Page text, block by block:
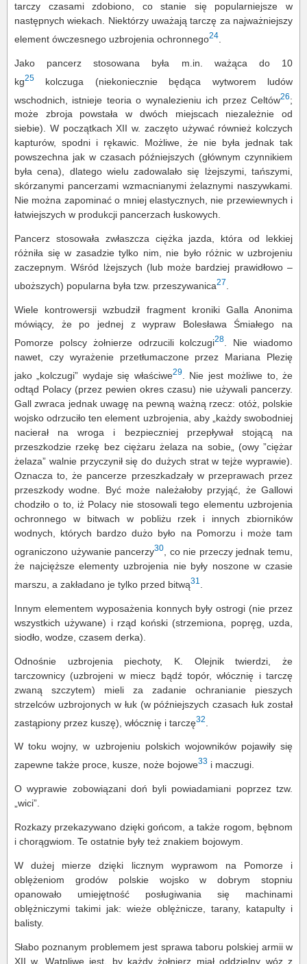
tarczy czasami zdobiono, co stanie się popularniejsze w
następnych wiekach. Niektórzy uważają tarczę za najważniejszy
element ówczesnego uzbrojenia ochronnego24
Jako pancerz stosowana była m.in. ważąca do 10
kg25
kolczuga (niekoniecznie będąca wytworem ludów
wschodnich, istnieje teoria o wynalezieniu ich przez Celtów26;
może zbroja powstała w dwóch miejscach niezależnie od
siebie). W początkach XII w. zaczęto używać również kolczych
kapturów, spodni i rękawic. Możliwe, że nie była jednak tak
powszechna jak w czasach późniejszych (głównym czynnikiem
była cena), dlatego wielu zadowalało się lżejszymi, tańszymi,
skórzanymi pancerzami wzmacnianymi żelaznymi naszywkami.
Nie można zapominać o mniej elastycznych, nie przewiewnych i
łatwiejszych w produkcji pancerzach łuskowych.
Pancerz stosowała zwłaszcza ciężka jazda, która od lekkiej
różniła się w zasadzie tylko nim, nie było różnic w uzbrojeniu
zaczepnym. Wśród lżejszych (lub może bardziej prawidłowo –
uboższych) popularna była tzw. przeszywanica27
Wiele kontrowersji wzbudził fragment kroniki Galla Anonima
mówiący, że po jednej z wypraw Bolesława Śmiałego na
Pomorze polscy żołnierze odrzucili kolczugi28
. Nie wiadomo
nawet, czy wyrażenie przetłumaczone przez Mariana Plezię
jako „kolczugi” wydaje się właściwe29. Nie jest możliwe to, że
odtąd Polacy (przez pewien okres czasu) nie używali pancerzy.
Gall zwraca jednak uwagę na pewną ważną rzecz: otóż, polskie
wojsko odrzuciło ten element uzbrojenia, aby „każdy swobodniej
nacierał na wroga i bezpieczniej przepływał stojącą na
przeszkodzie rzekę bez ciężaru żelaza na sobie„ (owy ”ciężar
żelaza” walnie przyczynił się do dużych strat w tejże wyprawie).
Oznacza to, że pancerze przeszkadzały w przeprawach przez
przeszkody wodne. Być może należałoby przyjąć, że Gallowi
chodziło o to, iż Polacy nie stosowali tego elementu uzbrojenia
ochronnego w bitwach w pobliżu rzek i innych zbiorników
wodnych, których bardzo dużo było na Pomorzu i może tam
ograniczono używanie pancerzy30
, co nie przeczy jednak temu,
że najcięższe elementy uzbrojenia nie były noszone w czasie
marszu, a zakładano je tylko przed bitwą31
Innym elementem wyposażenia konnych były ostrogi (nie przez
wszystkich używane) i rząd koński (strzemiona, popręg, uzda,
siodło, wodze, czasem derka).
Odnośnie uzbrojenia piechoty, K. Olejnik twierdzi, że
tarczownicy (uzbrojeni w miecz bądź topór, włócznię i tarczę
zwaną szczytem) mieli za zadanie ochranianie pieszych
strzelców uzbrojonych w łuk (w późniejszych czasach łuk został
zastąpiony przez kuszę), włócznię i tarczę32
W toku wojny, w uzbrojeniu polskich wojowników pojawiły się
zapewne także proce, kusze, noże bojowe33 i maczugi.
O wyprawie zobowiązani doń byli powiadamiani poprzez tzw.
„wici”.
Rozkazy przekazywano dzięki gońcom, a także rogom, bębnom
i chorągwiom. Te ostatnie były też znakiem bojowym.
W dużej mierze dzięki licznym wyprawom na Pomorze i
oblężeniom grodów polskie wojsko w dobrym stopniu
opanowało umiejętność posługiwania się machinami
oblężniczymi takimi jak: wieże oblężnicze, tarany, katapulty i
balisty.
Słabo poznanym problemem jest sprawa taboru polskiej armii w
XII w. Wątpliwe jest, by każdy żołnierz miał oddzielny wóz z